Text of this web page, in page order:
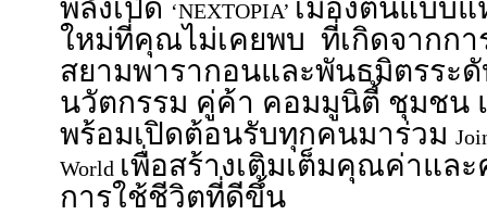
พลังเปิด ‘NEXTOPIA’ เมืองต้นแบบ
ใหม่ที่คุณไม่เคยพบ ที่เกิดจากก
สยามพารากอนและพันธมิตรระ
นวัตกรรม คู่ค้า คอมมูนิตี้ ชุมชน
พร้อมเปิดต้อนรับทุกคนมาร่วม
World เพื่อสร้างเติมเต็มคุณค่าแล
การใช้ชีวิตที่ดีขึ้น